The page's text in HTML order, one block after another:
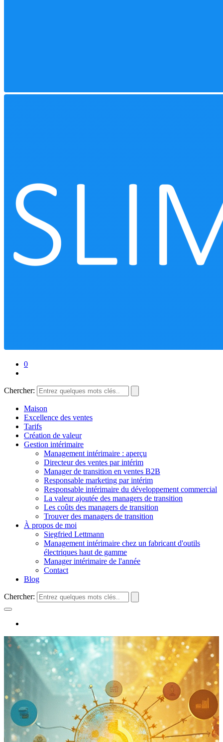
0
Chercher:
Maison
Excellence des ventes
Tarifs
Création de valeur
Gestion intérimaire
Management intérimaire : aperçu
Directeur des ventes par intérim
Manager de transition en ventes B2B
Responsable marketing par intérim
Responsable intérimaire du développement commercial
La valeur ajoutée des managers de transition
Les coûts des managers de transition
Trouver des managers de transition
À propos de moi
Siegfried Lettmann
Management intérimaire chez un fabricant d'outils
électriques haut de gamme
Manager intérimaire de l'année
Contact
Blog
Chercher: